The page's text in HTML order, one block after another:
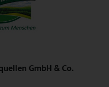
GmbH & Co.